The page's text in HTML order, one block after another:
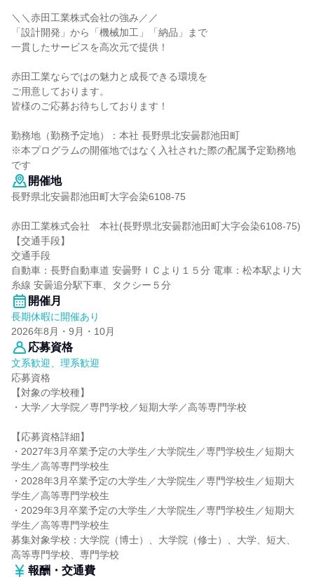
＼＼赤田工業株式会社の強み／／
「設計開発」から「機械加工」「納品」まで
一貫したサービスを高次元で提供！
赤田工業ならではの魅力と成長できる環境を
ご用意しております。
皆様のご応募お待ちしております！
勤務地（勤務予定地）：本社 長野県北安曇郡池田町
※本プログラムの開催地ではなく入社された際の配属予定勤務地
です
開催地
長野県北安曇郡池田町大字会染6108-75
赤田工業株式会社 本社(長野県北安曇郡池田町大字会染6108-75)
【交通手段】
交通手段
自動車：長野自動車道 安曇野ＩＣより１５分 電車：松本駅より大
糸線 安曇追分駅下車、タクシー５分
開催月
長期休暇に開催あり
2026年8月・9月・10月
応募資格
文系歓迎、理系歓迎
応募資格
【対象の学校種】
・大学／大学院／専門学校／短期大学／高等専門学校
【応募資格詳細】
・2027年3月卒業予定の大学生／大学院生／専門学校生／短期大
学生／高等専門学校生
・2028年3月卒業予定の大学生／大学院生／専門学校生／短期大
学生／高等専門学校生
・2029年3月卒業予定の大学生／大学院生／専門学校生／短期大
学生／高等専門学校生
募集対象学校：大学院（博士）、大学院（修士）、大学、短大、
高等専門学校、専門学校
報酬・交通費